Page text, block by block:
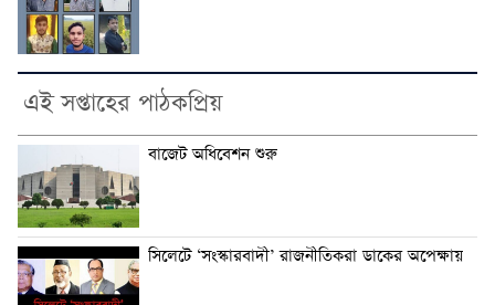
এই সপ্তাহের পাঠকপ্রিয়
বাজেট অধিবেশন শুরু
সিলেটে ‘সংস্কারবাদী’ রাজনীতিকরা ডাকের অপেক্ষায়